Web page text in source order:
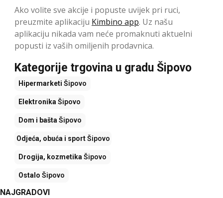
Ako volite sve akcije i popuste uvijek pri ruci,
preuzmite aplikaciju Kimbino app. Uz našu
aplikaciju nikada vam neće promaknuti aktuelni
popusti iz vaših omiljenih prodavnica.
Kategorije trgovina u gradu Šipovo
Hipermarketi Šipovo
Elektronika Šipovo
Dom i bašta Šipovo
Odjeća, obuća i sportŠipovo
Drogija, kozmetika Šipovo
Ostalo Šipovo
NAJGRADOVI